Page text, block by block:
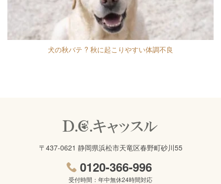
犬の秋バテ ? 秋に起こりやすい体調不良
〒437-0621 静岡県浜松市天竜区春野町砂川55
0120-366-996
受付時間：年中無休24時間対応